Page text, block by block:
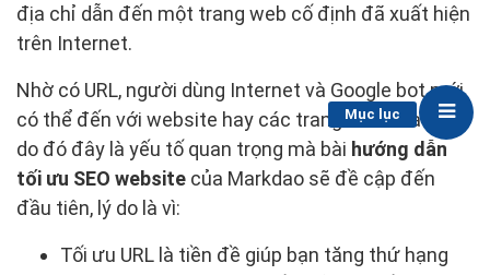
Mục lục
địa chỉ dẫn đến một trang web cố định đã xuất hiện
trên Internet.
Nhờ có URL, người dùng Internet và Google bot mới
có thể đến với website hay các trang web của bạn,
do đó đây là yếu tố quan trọng mà bài hướng dẫn
tối ưu SEO website của Markdao sẽ đề cập đến
đầu tiên, lý do là vì:
Tối ưu URL là tiền đề giúp bạn tăng thứ hạng